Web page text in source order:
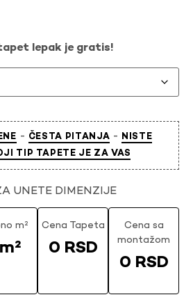
lepak je gratis!
- ČESTA PITANJA - NISTE
TIP TAPETE JE ZA VAS
UNETE DIMENZIJE
m² Cena Tapeta
0 RSD
Cena sa
montažom
0 RSD